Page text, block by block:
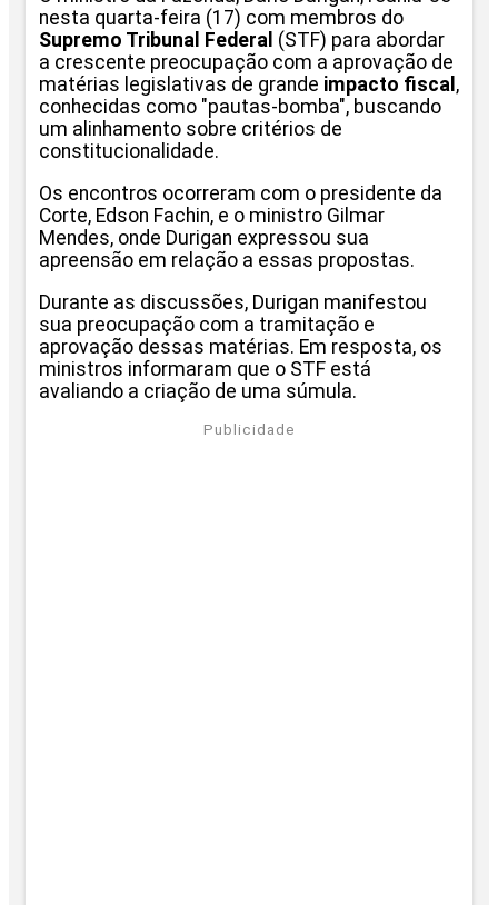
nesta quarta-feira (17) com membros do
Supremo Tribunal Federal (STF) para abordar
a crescente preocupação com a aprovação de
matérias legislativas de grande impacto fiscal ,
conhecidas como "pautas-bomba", buscando
um alinhamento sobre critérios de
constitucionalidade.
Os encontros ocorreram com o presidente da
Corte, Edson Fachin, e o ministro Gilmar
Mendes, onde Durigan expressou sua
apreensão em relação a essas propostas.
Durante as discussões, Durigan manifestou
sua preocupação com a tramitação e
aprovação dessas matérias. Em resposta, os
ministros informaram que o STF está
avaliando a criação de uma súmula.
Publicidade